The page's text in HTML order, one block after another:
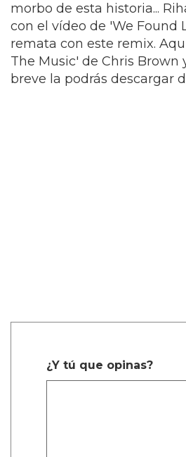
morbo de esta historia...
con el vídeo de 'We Found
remata con este remix.
The Music' de Chris Brown
breve la podrás descargar
¿Y tú que opinas?